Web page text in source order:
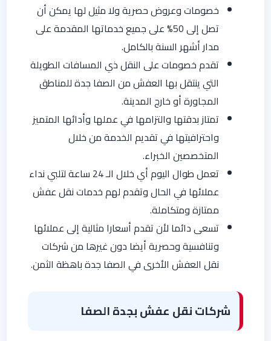
خصومات وعروض حصرية ولا مثيل لها يمكن أن
تصل إلى 50% على جميع خدماتها المقدمة على
مدار أشهر السنة بالكامل.
تقدم خصومات على النقل ذي المسافات الطويلة
التي ينتقل بها العفش من الصفا جدة للمناطق
المجاورة أو خارج المدينة.
تمتاز بدقتها والتزامها في عملها وأدائها المتميز
واحترافيتها في تقديم الخدمة من خلال
المتخصصين الخبراء.
تعمل طوال اليوم أي خلال الـ 24 ساعة لتلبي نداء
عملائها في الحال وتقدم لهم خدمات نقل عفش
ممتازة ومتكاملة.
تسعى دائما لأن تقدم أسعارا مثالية إلى عملائها
وتنافسية وحصرية أيضا دون غيرها من شركات
نقل العفش الأخرى في الصفا جدة باهظة الثمن.
شركات نقل عفش بجدة الصفا